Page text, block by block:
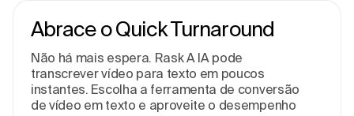
Abrace o Quick Turnaround
Não há mais espera. Rask A IA pode
transcrever vídeo para texto em poucos
instantes. Escolha a ferramenta de conversão
de vídeo em texto e aproveite o desempenho